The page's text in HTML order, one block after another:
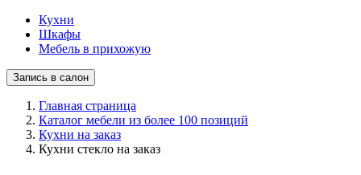
Кухни
Шкафы
Мебель в прихожую
Запись в салон
Главная страница
Каталог мебели из более 100 позиций
Кухни на заказ
Кухни стекло на заказ